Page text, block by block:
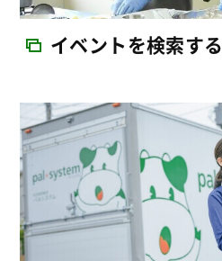
イベントを検索する